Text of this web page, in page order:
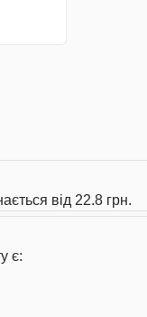
від 22.8 грн.
є: